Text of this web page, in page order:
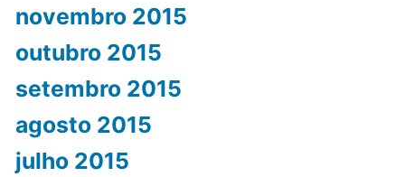
novembro 2015
outubro 2015
setembro 2015
agosto 2015
julho 2015